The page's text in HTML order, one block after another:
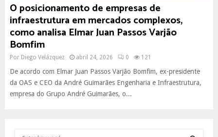
O posicionamento de empresas de
infraestrutura em mercados complexos,
como analisa Elmar Juan Passos Varjão
Bomfim
Por Diego Velázquez abril 24, 2026 0 121
De acordo com Elmar Juan Passos Varjão Bomfim, ex-presidente
da OAS e CEO da André Guimarães Engenharia e Infraestrutura,
empresa do Grupo André Guimarães, o...